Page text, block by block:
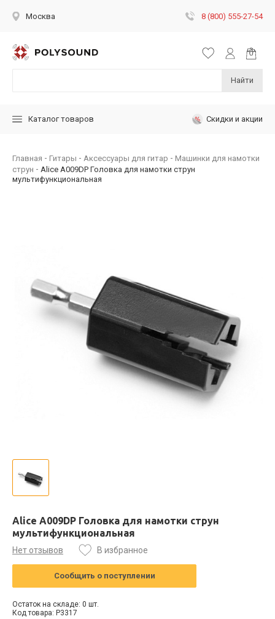
Москва 8 (800) 555-27-54
Найти
Каталог товаров Скидки и акции
Главная Гитары Аксессуары для гитар
Машинки для намотки
струн
Alice A009DP Головка для намотки струн
мультифункциональная
Alice A009DP Головка для намотки струн
мультифункциональная
Нет отзывов В избранное
Сообщить о поступлении
Остаток на складе: 0 шт.
Код товара: P3317